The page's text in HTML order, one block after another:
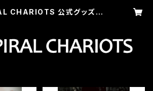
CHARIOTS 公式グッズシ